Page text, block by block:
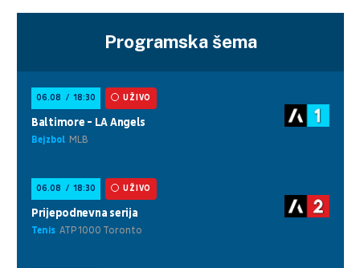
Programska šema